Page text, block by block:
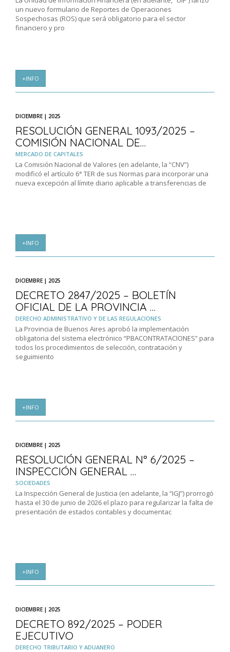
un nuevo formulario de Reportes de Operaciones
Sospechosas (ROS) que será obligatorio para el sector
financiero y pro
+INFO
DICIEMBRE | 2025
RESOLUCIÓN GENERAL 1093/2025 –
COMISIÓN NACIONAL DE…
MERCADO DE CAPITALES
La Comisión Nacional de Valores (en adelante, la “CNV”)
modificó el artículo 6° TER de sus Normas para incorporar una
nueva excepción al límite diario aplicable a transferencias de
+INFO
DICIEMBRE | 2025
DECRETO 2847/2025 – BOLETÍN
OFICIAL DE LA PROVINCIA …
DERECHO ADMINISTRATIVO Y DE LAS REGULACIONES
La Provincia de Buenos Aires aprobó la implementación
obligatoria del sistema electrónico “PBACONTRATACIONES” para
todos los procedimientos de selección, contratación y
seguimiento
+INFO
DICIEMBRE | 2025
RESOLUCIÓN GENERAL N° 6/2025 –
INSPECCIÓN GENERAL …
SOCIEDADES
La Inspección General de Justicia (en adelante, la “IGJ”) prorrogó
hasta el 30 de junio de 2026 el plazo para regularizar la falta de
presentación de estados contables y documentac
+INFO
DICIEMBRE | 2025
DECRETO 892/2025 – PODER
EJECUTIVO
DERECHO TRIBUTARIO Y ADUANERO